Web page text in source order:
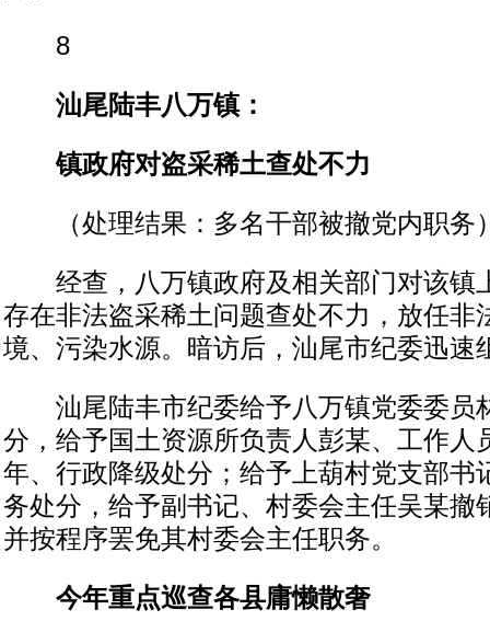
8
汕尾陆丰八万镇：
镇政府对盗采稀土查处不力
（处理结果：多名干部被撤党内职务
经查，八万镇政府及相关部门对该镇
存在非法盗采稀土问题查处不力，放任非
境、污染水源。暗访后，汕尾市纪委迅速
汕尾陆丰市纪委给予八万镇党委委员
分，给予国土资源所负责人彭某、工作人
年、行政降级处分；给予上葫村党支部书
务处分，给予副书记、村委会主任吴某撤
并按程序罢免其村委会主任职务。
今年重点巡查各县庸懒散奢